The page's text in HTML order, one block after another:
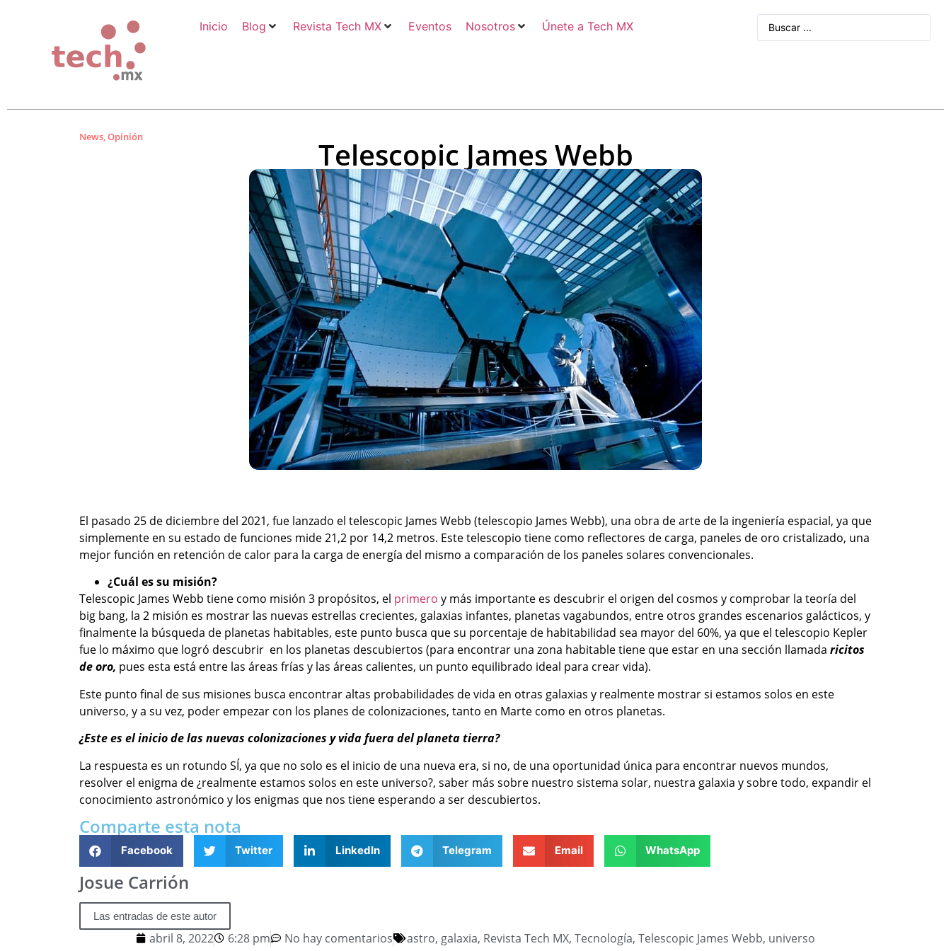
Inicio Blog Revista Tech MX Eventos Nosotros Únete a Tech MX
News,Opinión Telescopic James Webb
El pasado 25 de diciembre del 2021, fue lanzado el telescopic James Webb (telescopio James Webb), una obra de arte de la ingeniería espacial, ya que
simplemente en su estado de funciones mide 21,2 por 14,2 metros. Este telescopio tiene como reflectores de carga, paneles de oro cristalizado, una
mejor función en retención de calor para la carga de energía del mismo a comparación de los paneles solares convencionales.
¿Cuál es su misión?
Telescopic James Webb tiene como misión 3 propósitos, el primero y más importante es descubrir el origen del cosmos y comprobar la teoría del
big bang, la 2 misión es mostrar las nuevas estrellas crecientes, galaxias infantes, planetas vagabundos, entre otros grandes escenarios galácticos, y
finalmente la búsqueda de planetas habitables, este punto busca que su porcentaje de habitabilidad sea mayor del 60%, ya que el telescopio Kepler
fue lo máximo que logró descubrir en los planetas descubiertos (para encontrar una zona habitable tiene que estar en una sección llamada ricitos
de oro, pues esta está entre las áreas frías y las áreas calientes, un punto equilibrado ideal para crear vida).
Este punto final de sus misiones busca encontrar altas probabilidades de vida en otras galaxias y realmente mostrar si estamos solos en este
universo, y a su vez, poder empezar con los planes de colonizaciones, tanto en Marte como en otros planetas.
¿Este es el inicio de las nuevas colonizaciones y vida fuera del planeta tierra?
La respuesta es un rotundo SÍ, ya que no solo es el inicio de una nueva era, si no, de una oportunidad única para encontrar nuevos mundos,
resolver el enigma de ¿realmente estamos solos en este universo?, saber más sobre nuestro sistema solar, nuestra galaxia y sobre todo, expandir el
conocimiento astronómico y los enigmas que nos tiene esperando a ser descubiertos.
Comparte esta nota
Facebook Twitter LinkedIn Telegram Email WhatsApp
Josue Carrión
Las entradas de este autor
abril 8, 2022 6:28 pm No hay comentarios astro, galaxia, Revista Tech MX, Tecnología, Telescopic James Webb, universo